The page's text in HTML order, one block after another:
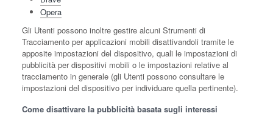
Opera
Gli Utenti possono inoltre gestire alcuni Strumenti di
Tracciamento per applicazioni mobili disattivandoli tramite le
apposite impostazioni del dispositivo, quali le impostazioni di
pubblicità per dispositivi mobili o le impostazioni relative al
tracciamento in generale (gli Utenti possono consultare le
impostazioni del dispositivo per individuare quella pertinente).
Come disattivare la pubblicità basata sugli interessi